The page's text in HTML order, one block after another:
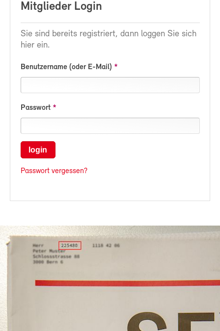
Mitglieder Login
Sie sind bereits registriert, dann loggen Sie sich
hier ein.
Benutzername (oder E-Mail)
Passwort
login
Passwort vergessen?